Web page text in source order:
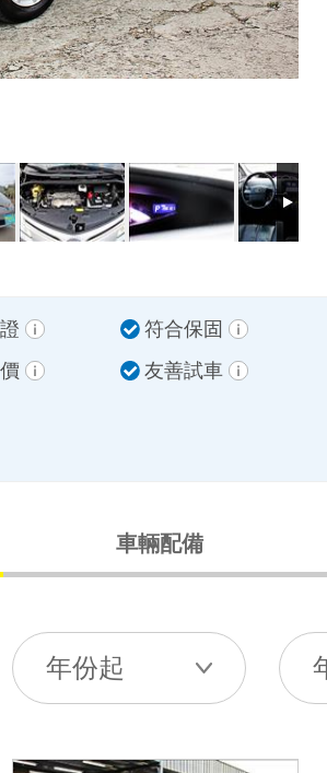
符合保固
友善試車
車輛配備